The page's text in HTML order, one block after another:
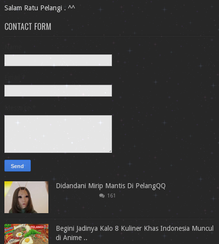
Salam Ratu Pelangi . ^^
CONTACT FORM
*
Message
Didandani Mirip Mantis Di PelangQQ
161
Begini Jadinya Kalo 8 Kuliner Khas Indonesia Muncul
di Anime ..